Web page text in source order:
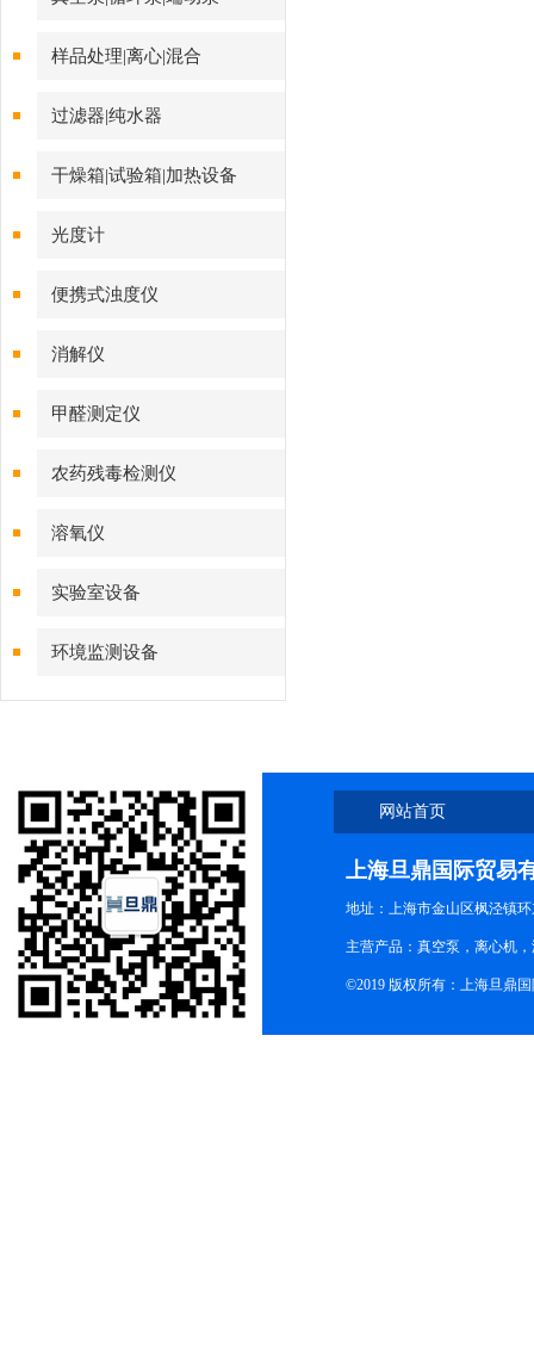
样品处理|离心|混合
过滤器|纯水器
干燥箱|试验箱|加热设备
光度计
便携式浊度仪
消解仪
甲醛测定仪
农药残毒检测仪
溶氧仪
实验室设备
环境监测设备
网站首页
上海旦鼎国际贸易
地址：上海市金山区枫泾镇
主营产品：真空泵，离心机
©2019 版权所有：上海旦鼎